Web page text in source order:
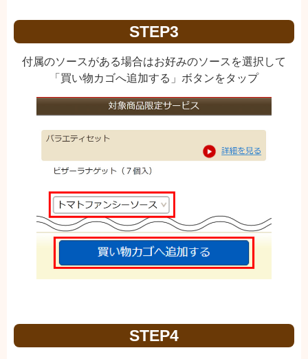
STEP3
付属のソースがある場合はお好みのソースを選択して
「買い物カゴへ追加する」ボタンをタップ
STEP4